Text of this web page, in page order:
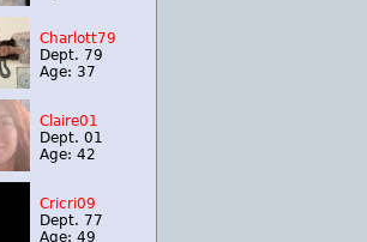
Charlott79
Dept. 79
Age: 37
Claire01
Dept. 01
Age: 42
Cricri09
Dept. 77
Age: 49